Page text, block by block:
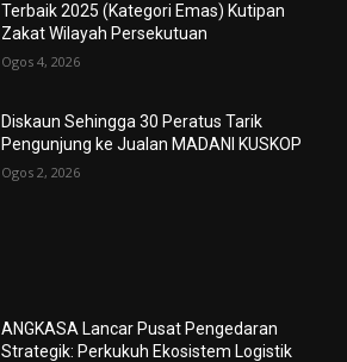
Terbaik 2025 (Kategori Emas) Kutipan
Zakat Wilayah Persekutuan
Ogos 4, 2026
Diskaun Sehingga 30 Peratus Tarik
Pengunjung ke Jualan MADANI KUSKOP
Ogos 2, 2026
ANGKASA Lancar Pusat Pengedaran
Strategik: Perkukuh Ekosistem Logistik